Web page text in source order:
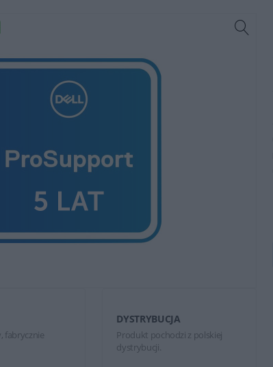
fabrycznie
DYSTRYBUCJA
Produkt pochodzi z polskiej
dystrybucji.